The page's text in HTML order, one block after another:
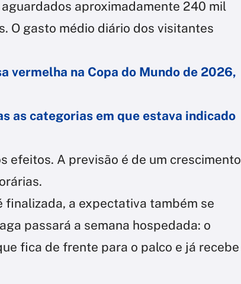
aguardados aproximadamente 240 mil
O gasto médio diário dos visitantes
vermelha na Copa do Mundo de 2026,
as categorias em que estava indicado
efeitos. A previsão é de um crescimento
a expectativa também se
passará a semana hospedada: o
fica de frente para o palco e já recebe